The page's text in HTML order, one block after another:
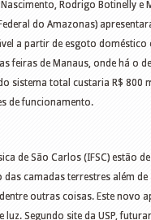
Rodrigo Botinelly e
do Amazonas)
a partir de esgoto
feiras de Manaus, onde há o
sistema total custaria R$ 800
de funcionamento.
de São Carlos (IFSC) estão
camadas terrestres além
outras coisas. Este novo
Segundo site da USP,